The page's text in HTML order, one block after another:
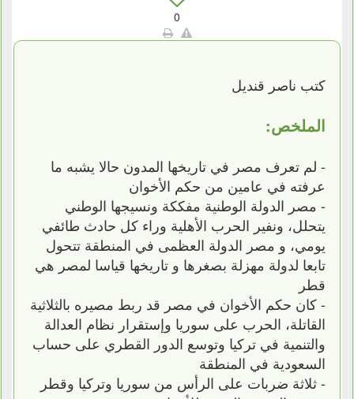
0
كتب ناصر قنديل
الملخص:
- لم تعرف مصر في تاريخها المدون حالا يشبه ما
عرفته في عامين من حكم الأخوان
- مصر الدولة الوطنية مفككة ونسيجها الوطني
يتحلل، ونفير الحرب الأهلية وراء كل حادث طائفي
يومي، و مصر الدولة العظمى في المنطقة تتحول
تابعا لدولة مهزلة بصغرها و تاريخها قياسا لمصر هي
قطر
- كان حكم الأخوان في مصر قد ربط مصيره بالثلاثية
القاتلة، الحرب على سوريا وإستقرار نظام العدالة
والتنمية في تركيا وتوسع الدور القطري على حساب
السعودية في المنطقة
- ثلاثة ضربات على الرأس من سوريا وتركيا وقطر